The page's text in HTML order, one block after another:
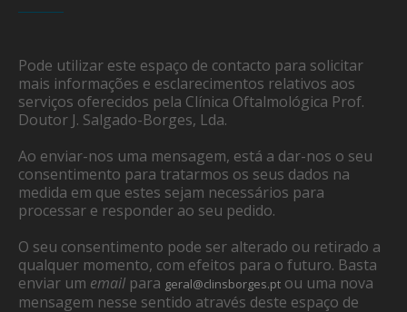
Pode utilizar este espaço de contacto para solicitar
mais informações e esclarecimentos relativos aos
serviços oferecidos pela Clínica Oftalmológica Prof.
Doutor J. Salgado-Borges, Lda.
Ao enviar-nos uma mensagem, está a dar-nos o seu
consentimento para tratarmos os seus dados na
medida em que estes sejam necessários para
processar e responder ao seu pedido.
O seu consentimento pode ser alterado ou retirado a
qualquer momento, com efeitos para o futuro. Basta
enviar um email para geral@clinsborges.pt ou uma nova
mensagem nesse sentido através deste espaço de